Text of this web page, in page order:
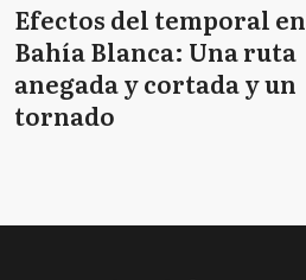
Efectos del temporal en
Bahía Blanca: Una ruta
anegada y cortada y un
tornado